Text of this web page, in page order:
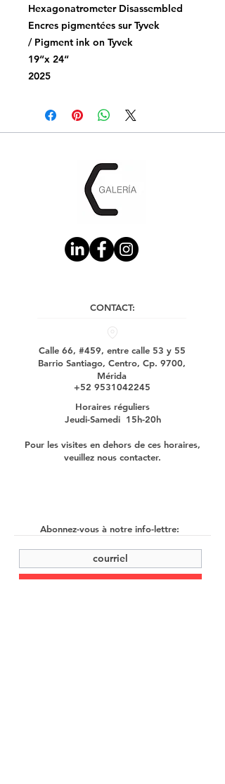
Hexagonatrometer Disassembled
Encres pigmentées sur Tyvek
/ Pigment ink on Tyvek
19“x 24“
2025
CONTACT:
Calle 66, #459, entre calle 53 y 55
Barrio Santiago, Centro, Cp. 9700,
Mérida
+52 9531042245
Horaires réguliers
Jeudi-Samedi 15h-20h
Pour les visites en dehors de ces horaires,
veuillez nous contacter.
Abonnez-vous à notre info-lettre:
soumettre